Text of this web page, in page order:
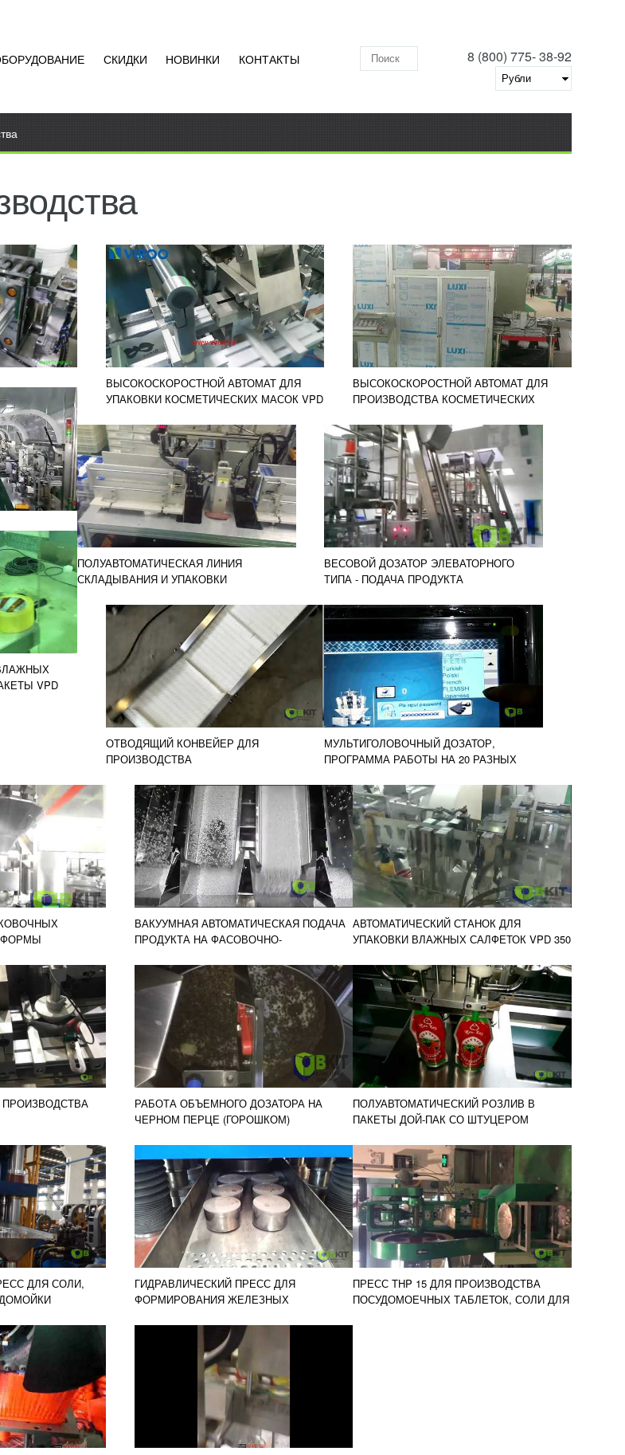
СКИДКИ НОВИНКИ КОНТАКТЫ
8 (800) 775- 38-92
Поиск по складу
VPD
ВЫСОКОСКОРОСТНОЙ АВТОМАТ ДЛЯ
УПАКОВКИ КОСМЕТИЧЕСКИХ МАСОК VPD
ВЫСОКОСКОРОСТНОЙ АВТОМАТ ДЛЯ
ПРОИЗВОДСТВА КОСМЕТИЧЕСКИХ
ПОЛУАВТОМАТИЧЕСКАЯ ЛИНИЯ
СКЛАДЫВАНИЯ И УПАКОВКИ
ВЕСОВОЙ ДОЗАТОР ЭЛЕВАТОРНОГО
ТИПА - ПОДАЧА ПРОДУКТА
ОТВОДЯЩИЙ КОНВЕЙЕР ДЛЯ
ПРОИЗВОДСТВА
МУЛЬТИГОЛОВОЧНЫЙ ДОЗАТОР,
ПРОГРАММА РАБОТЫ НА 20 РАЗНЫХ
ВАКУУМНАЯ АВТОМАТИЧЕСКАЯ ПОДАЧА
ПРОДУКТА НА ФАСОВОЧНО-
АВТОМАТИЧЕСКИЙ СТАНОК ДЛЯ
УПАКОВКИ ВЛАЖНЫХ САЛФЕТОК VPD 350
РАБОТА ОБЪЕМНОГО ДОЗАТОРА НА
ЧЕРНОМ ПЕРЦЕ (ГОРОШКОМ)
ПОЛУАВТОМАТИЧЕСКИЙ РОЗЛИВ В
ПАКЕТЫ ДОЙ-ПАК СО ШТУЦЕРОМ
ДЛЯ СОЛИ,
ГИДРАВЛИЧЕСКИЙ ПРЕСС ДЛЯ
ФОРМИРОВАНИЯ ЖЕЛЕЗНЫХ
ПРЕСС THP 15 ДЛЯ ПРОИЗВОДСТВА
ПОСУДОМОЕЧНЫХ ТАБЛЕТОК, СОЛИ ДЛЯ